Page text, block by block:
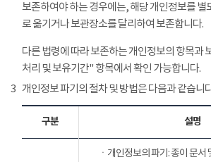
보존하여야 하는 경우에는, 해당 개인정보를
로 옮기거나 보관장소를 달리하여 보존합니다.
다른 법령에 따라 보존하는 개인정보의 항목과
처리 및 보유기간" 항목에서 확인 가능합니다.
3 개인정보 파기의 절차 및 방법은 다음과 같습니
구분 설명
ㆍ개인정보의 파기: 종이 문서